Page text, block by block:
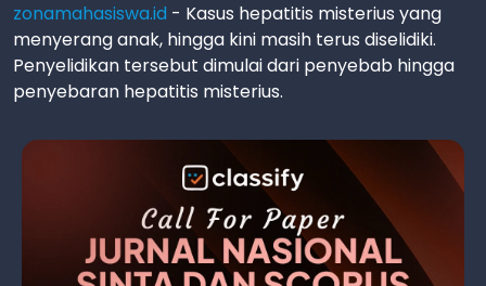
zonamahasiswa.id - Kasus hepatitis misterius yang
menyerang anak, hingga kini masih terus diselidiki.
Penyelidikan tersebut dimulai dari penyebab hingga
penyebaran hepatitis misterius.